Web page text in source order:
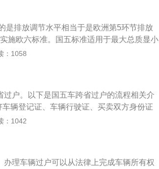
是排放调节水平相当于是欧洲第5环节排放
施欧六标准。国五标准适用于最大总质显小
车氮氧化物(NOx)可下降25%,重型可下降4
海办理落户上牌手续;2、办理车辆过户手
;3、由买卖双方持有各自身份证和车辆手续
到车辆登记的车管所问一下办理车辆过户手
起一日内,确定汽车,核对车辆识别代号拓印
驾驶证,确定新的汽车号牌号码,在汽车登记
：1058
户。以下是国五车跨省过户的流程相关介
辆登记证、车辆行驶证、买卖双方身份证
章记录。准备工作完成后，可以到车辆原
车辆的上牌手续。
：1042
理车辆过户可以从法律上完成车辆所有权